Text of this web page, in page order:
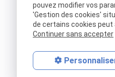
Accueil
Le cabinet
Honoraires
Domaines de
pouvez modifier vos
'Gestion des cookies'
de certains cookies
Continuer sans accepter